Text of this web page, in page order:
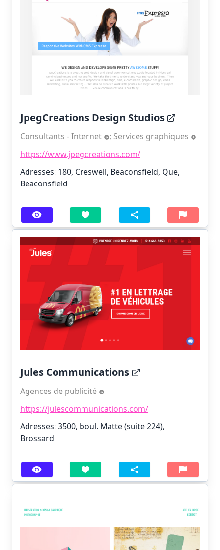
JpegCreations Design Studios
Consultants - Internet ; Services graphiques
https://www.jpegcreations.com/
Adresses: 180, Creswell, Beaconsfield, Que,
Beaconsfield
Jules Communications
Agences de publicité
https://julescommunications.com/
Adresses: 3500, boul. Matte (suite 224),
Brossard